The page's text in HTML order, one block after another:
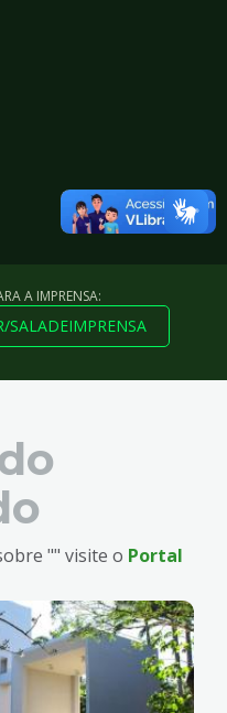
A IMPRENSA:
SALADEIMPRENSA
"" visite o Portal